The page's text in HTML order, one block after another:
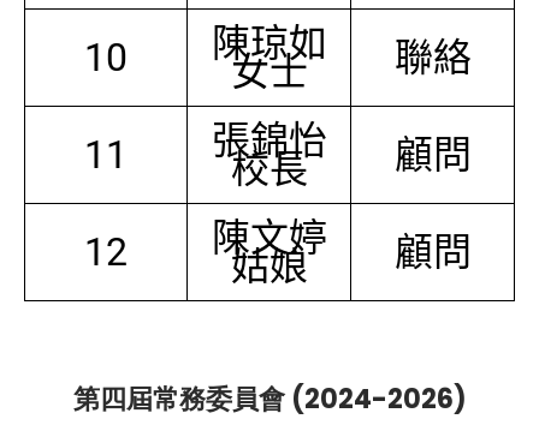
10 陳琼如
女士 聯絡
11 張錦怡
校長 顧問
12 陳文婷
姑娘 顧問
第四屆常務委員會 (2024-2026)